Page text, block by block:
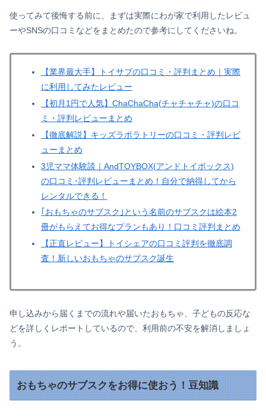
使ってみて後悔する前に、まずは実際にわが家で利用したレビュ
ーやSNSの口コミなどをまとめたので参考にしてくださいね。
【業界最大手】トイサブの口コミ・評判まとめ｜実際
に利用してみたレビュー
【初月1円で人気】ChaChaCha(チャチャチャ)の口コ
ミ・評判レビューまとめ
【徹底解説】キッズラボラトリーの口コミ・評判レビ
ューまとめ
3児ママ体験談｜AndTOYBOX(アンドトイボックス)
の口コミ･評判レビューまとめ！自分で納得してから
レンタルできる！
｢おもちゃのサブスク｣という名前のサブスクは絵本2
冊がもらえてお得なプランもあり！口コミ評判まとめ
【正直レビュー】トイシェアの口コミ評判を徹底調
査！新しいおもちゃのサブスク誕生
申し込みから届くまでの流れや届いたおもちゃ、子どもの反応な
どを詳しくレポートしているので、利用前の不安を解消しましょ
う。
おもちゃのサブスクをお得に使おう！豆知識